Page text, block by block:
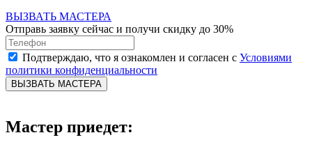
ВЫЗВАТЬ МАСТЕРА
Отправь заявку сейчас и получи скидку до 30%
Подтверждаю, что я ознакомлен и согласен с Условиями
политики конфиденциальности
ВЫЗВАТЬ МАСТЕРА
Мастер приедет: